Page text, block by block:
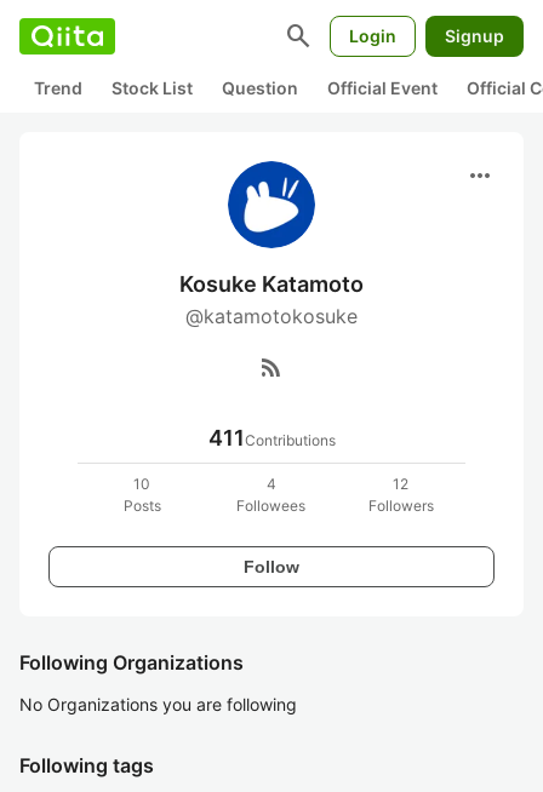
search Login Signup
Trend Stock List Question Official Event Official
more_horiz
Kosuke Katamoto
@katamotokosuke
rss_feed
411Contributions
10
Posts
4
Followees
12
Followers
Follow
Following Organizations
No Organizations you are following
Following tags